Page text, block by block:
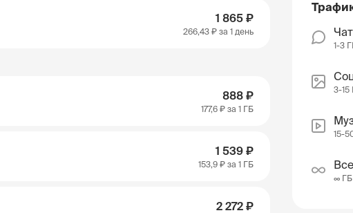
1 865 ₽
266,43 ₽ за 1 день
888 ₽
177,6 ₽ за 1 ГБ
1 539 ₽
153,9 ₽ за 1 ГБ
2 272 ₽
1-3
3-15
15-
∞ ГБ